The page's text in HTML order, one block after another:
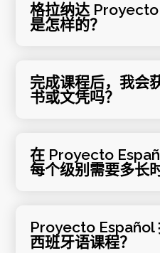
格拉纳达
是怎样的？
完成课程后，我会
书或文凭吗？
在 Proyecto
每个级别需要多长
Proyecto Español
西班牙语课程？